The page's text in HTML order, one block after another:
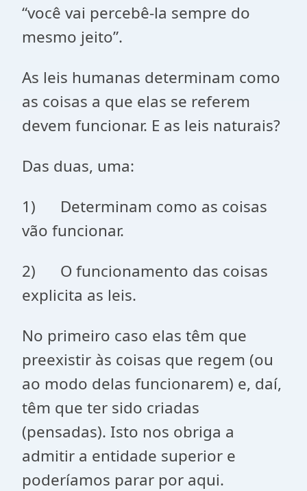
“você vai percebê-la sempre do
mesmo jeito”.
As leis humanas determinam como
as coisas a que elas se referem
devem funcionar. E as leis naturais?
Das duas, uma:
1) Determinam como as coisas
vão funcionar.
2) O funcionamento das coisas
explicita as leis.
No primeiro caso elas têm que
preexistir às coisas que regem (ou
ao modo delas funcionarem) e, daí,
têm que ter sido criadas
(pensadas). Isto nos obriga a
admitir a entidade superior e
poderíamos parar por aqui.